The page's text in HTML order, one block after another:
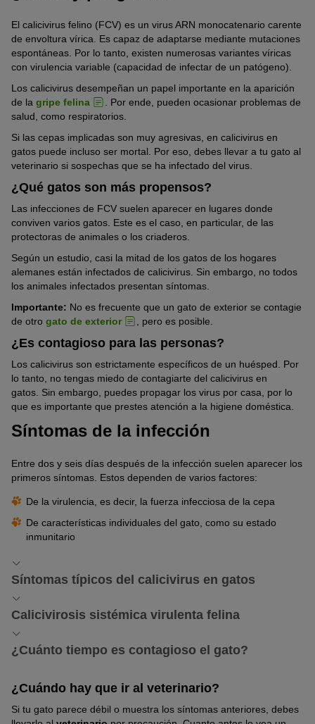
El calicivirus felino (FCV) es un virus ARN monocatenario carente
de envoltura vírica. Es capaz de adaptarse mediante mutaciones
espontáneas. Por lo tanto, existen numerosas variantes víricas
con virulencia variable (capacidad de infectar de un patógeno).
Los calicivirus desempeñan un papel importante en la aparición
de la gripe felina
. Por ende, pueden ocasionar problemas de
salud, como respiratorios.
Si las cepas implicadas son muy agresivas, en calicivirus en
gatos puede incluso ser mortal. Por eso, debes llevar a tu gato al
veterinario si sospechas que se ha infectado del virus.
¿Qué gatos son más propensos?
Las infecciones de FCV suelen aparecer en lugares donde
conviven varios gatos. Este es el caso, en particular, de las
protectoras de animales o los criaderos.
Según un estudio, casi la mitad de los gatos de los hogares
alemanes están infectados de calicivirus. Sin embargo, no todos
los animales infectados presentan síntomas.
Importante: No es frecuente que un gato de exterior se contagie
de otro gato de exterior , pero es posible.
¿Es contagioso para las personas?
Los calicivirus son estrictamente específicos de un huésped. Por
lo tanto, no tengas miedo de contagiarte del calicivirus en
gatos. Sin embargo, puedes propagar los virus por casa, por lo
que es importante que prestes atención a la higiene doméstica.
Síntomas de la infección
Entre dos y seis días después de la infección suelen aparecer los
primeros síntomas. Estos dependen de varios factores:
De la virulencia, es decir, la fuerza infecciosa de la cepa
De características individuales del gato, como su estado
inmunitario
Síntomas típicos del calicivirus en gatos
Mientras que algunos gatos no presentan síntomas, otros
comunes son:
Fiebre
Cansancio
Calicivirosis sistémica virulenta felina
Una forma muy grave de una infección de calicivirus en gatos es
la calicivirosis sistémica virulenta felina. Esta enfermedad surge
mortalidad de esta variante infecciosa es de hasta el ochenta por
¿Cuánto tiempo es contagioso el gato?
El mayor problema de una infección del calicivirus en gatos es
que algunos no muestran síntomas. Por consiguiente, son
portadores asintomáticos.
¿Cuándo hay que ir al veterinario?
Si tu gato parece débil o muestra los síntomas anteriores, debes